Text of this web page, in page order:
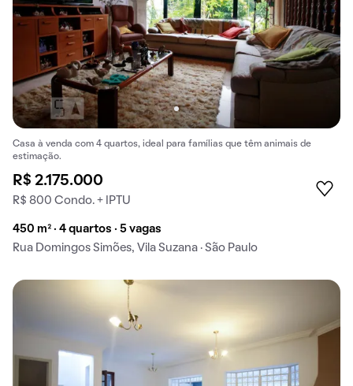
Casa à venda com 4 quartos, ideal para famílias que têm animais de
estimação.
R$ 2.175.000
R$ 800 Condo. + IPTU
450 m² · 4 quartos · 5 vagas
Rua Domingos Simões, Vila Suzana · São Paulo